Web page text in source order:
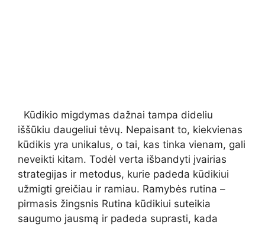
Kūdikio migdymas dažnai tampa dideliu
iššūkiu daugeliui tėvų. Nepaisant to, kiekvienas
kūdikis yra unikalus, o tai, kas tinka vienam, gali
neveikti kitam. Todėl verta išbandyti įvairias
strategijas ir metodus, kurie padeda kūdikiui
užmigti greičiau ir ramiau. Ramybės rutina –
pirmasis žingsnis Rutina kūdikiui suteikia
saugumo jausmą ir padeda suprasti, kada